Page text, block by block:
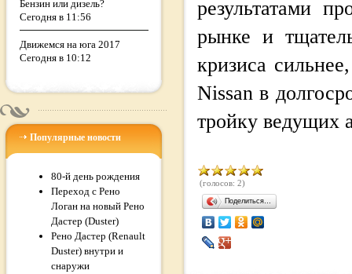
Бензин или дизель?
Сегодня в 11:56
Движемся на юга 2017
Сегодня в 10:12
Популярные новости
80-й день рождения
Переход с Рено
Логан на новый Рено
Дастер (Duster)
Рено Дастер (Renault
Duster) внутри и
снаружи
результатами
рынке и
кризиса
Nissan в
тройку ведущих
(голосов: 2)
Поделиться…